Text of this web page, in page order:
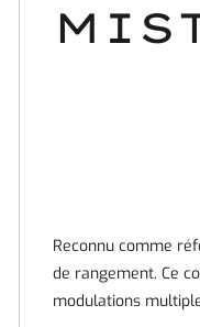
Reconnu comme
de rangement. Ce
modulations